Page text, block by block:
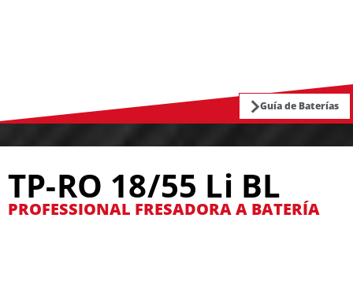
Guía de Baterías
TP-RO 18/55 Li BL
PROFESSIONAL FRESADORA A BATERÍA